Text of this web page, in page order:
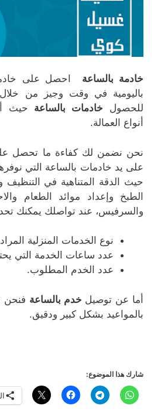
خادمة بالساعة احصل على
باليومية في وقت وجيز من خلال
للحصول خادمات بالساعة حيث
أنواع العمالة.
نحن نضمن لك كفاءة ما تحصل
على يد خادمات بالساعة التي
حيث الدقة المتناهية في
الطبخ وإعداد موائد الطعام
والسرفيس، عند تواصلك يمكنك
نوع الخدمات المنزلية
عدد ساعات الخدمة التي
عدد الخدم المطلوب.
أما عن توصيل خدم بالساعة فنحن
بالمواعيد بشكل كبير ودقيق.
شارك هذا الموضوع: